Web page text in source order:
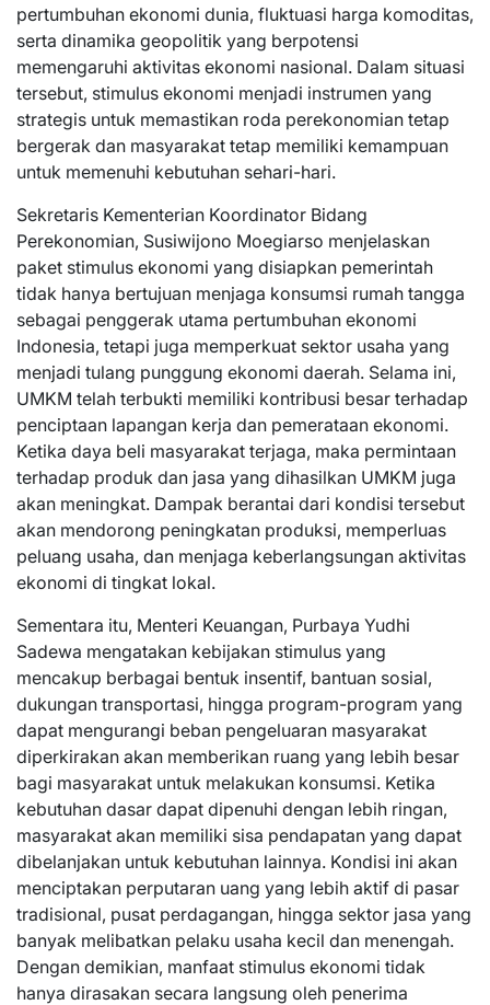
pertumbuhan ekonomi dunia, fluktuasi harga komoditas,
serta dinamika geopolitik yang berpotensi
memengaruhi aktivitas ekonomi nasional. Dalam situasi
tersebut, stimulus ekonomi menjadi instrumen yang
strategis untuk memastikan roda perekonomian tetap
bergerak dan masyarakat tetap memiliki kemampuan
untuk memenuhi kebutuhan sehari-hari.
Sekretaris Kementerian Koordinator Bidang
Perekonomian, Susiwijono Moegiarso menjelaskan
paket stimulus ekonomi yang disiapkan pemerintah
tidak hanya bertujuan menjaga konsumsi rumah tangga
sebagai penggerak utama pertumbuhan ekonomi
Indonesia, tetapi juga memperkuat sektor usaha yang
menjadi tulang punggung ekonomi daerah. Selama ini,
UMKM telah terbukti memiliki kontribusi besar terhadap
penciptaan lapangan kerja dan pemerataan ekonomi.
Ketika daya beli masyarakat terjaga, maka permintaan
terhadap produk dan jasa yang dihasilkan UMKM juga
akan meningkat. Dampak berantai dari kondisi tersebut
akan mendorong peningkatan produksi, memperluas
peluang usaha, dan menjaga keberlangsungan aktivitas
ekonomi di tingkat lokal.
Sementara itu, Menteri Keuangan, Purbaya Yudhi
Sadewa mengatakan kebijakan stimulus yang
mencakup berbagai bentuk insentif, bantuan sosial,
dukungan transportasi, hingga program-program yang
dapat mengurangi beban pengeluaran masyarakat
diperkirakan akan memberikan ruang yang lebih besar
bagi masyarakat untuk melakukan konsumsi. Ketika
kebutuhan dasar dapat dipenuhi dengan lebih ringan,
masyarakat akan memiliki sisa pendapatan yang dapat
dibelanjakan untuk kebutuhan lainnya. Kondisi ini akan
menciptakan perputaran uang yang lebih aktif di pasar
tradisional, pusat perdagangan, hingga sektor jasa yang
banyak melibatkan pelaku usaha kecil dan menengah.
Dengan demikian, manfaat stimulus ekonomi tidak
hanya dirasakan secara langsung oleh penerima